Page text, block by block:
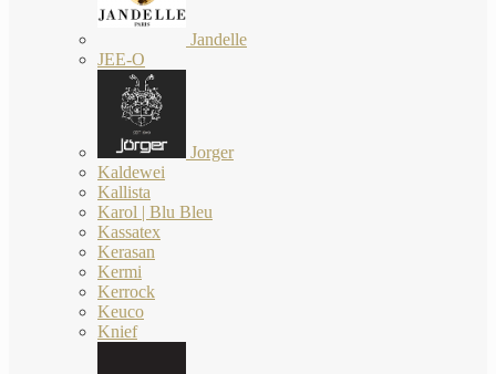
Jandelle
JEE-O
Jorger
Kaldewei
Kallista
Karol | Blu Bleu
Kassatex
Kerasan
Kermi
Kerrock
Keuco
Knief